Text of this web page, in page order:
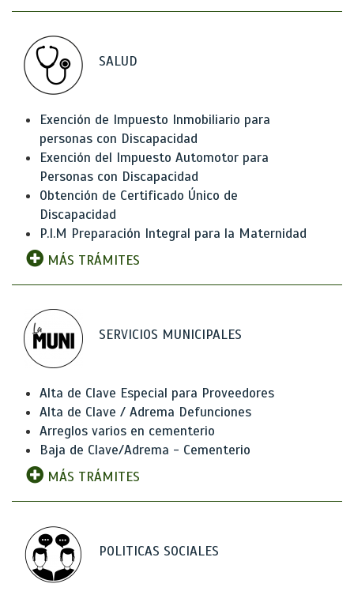
SALUD
Exención de Impuesto Inmobiliario para
personas con Discapacidad
Exención del Impuesto Automotor para
Personas con Discapacidad
Obtención de Certificado Único de
Discapacidad
P.I.M Preparación Integral para la Maternidad
MÁS TRÁMITES
SERVICIOS MUNICIPALES
Alta de Clave Especial para Proveedores
Alta de Clave / Adrema Defunciones
Arreglos varios en cementerio
Baja de Clave/Adrema - Cementerio
MÁS TRÁMITES
POLITICAS SOCIALES